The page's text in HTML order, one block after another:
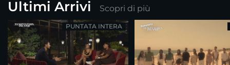
Ultimi Arrivi Scopri di più
PUNTATA INTERA